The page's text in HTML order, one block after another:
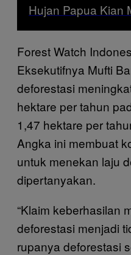
Hujan Papua Kian
Forest Watch
Eksekutifnya Mufti
deforestasi
hektare per tahun
1,47 hektare per
Angka ini membuat
untuk menekan laju
dipertanyakan.
“Klaim keberhasilan
deforestasi menjadi
rupanya deforestasi